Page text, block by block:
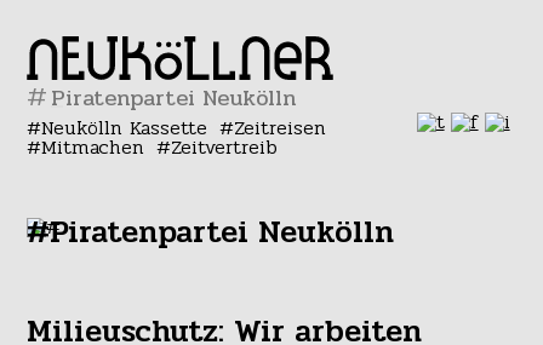
#
Neukölln Kassette Zeitreisen
Mitmachen Zeitvertreib
#Piratenpartei Neukölln
Milieuschutz: Wir arbeiten